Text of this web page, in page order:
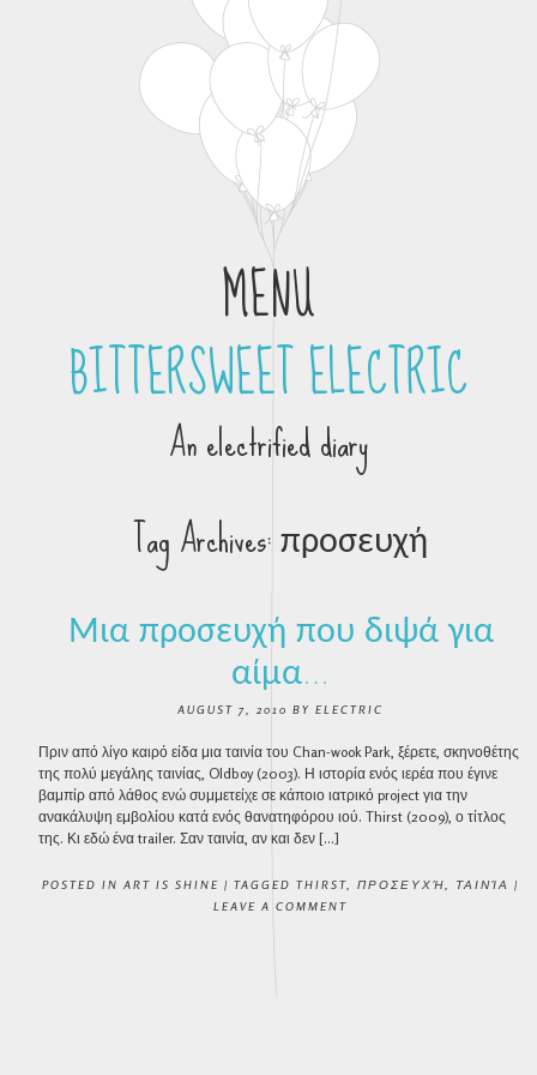
MENU
Skip to contentBITTERSWEET ELECTRIC
An electrified diary
Tag Archives:προσευχή
Μια προσευχή που διψά για
αίμα…
AUGUST 7, 2010 BY ELECTRIC
Πριν από λίγο καιρό είδα μια ταινία του Chan-wook Park, ξέρετε, σκηνοθέτης
της πολύ μεγάλης ταινίας, Oldboy (2003). Η ιστορία ενός ιερέα που έγινε
βαμπίρ από λάθος ενώ συμμετείχε σε κάποιο ιατρικό project για την
ανακάλυψη εμβολίου κατά ενός θανατηφόρου ιού. Thirst (2009), ο τίτλος
της. Κι εδώ ένα trailer. Σαν ταινία, αν και δεν […]
POSTED IN ART IS SHINE | TAGGED THIRST ΠΡΟΣΕΥΧΉ ΤΑΙΝΊΑ |
LEAVE A COMMENT
POST NAVIGATION